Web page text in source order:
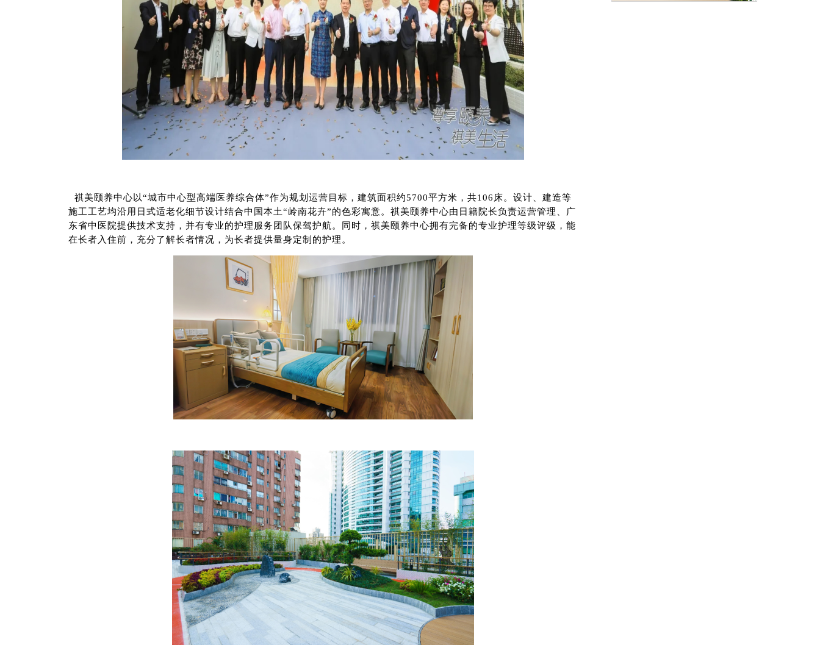
祺美颐养中心以“城市中心型高端医养综合体”作为规划运营目标，建筑面积约5700平方米 ，共106 床。设计、建造等
施工工艺均沿用日式适老化细节设计结合中国本土“岭南花卉”的色彩寓意。祺美颐养中心由日籍院长负责运营管理、广
东省中医院提供技术支持，并有专业的护理服务团队保驾护航。同时，祺美颐养中心拥有完备的专业护理等级评级，能
在长者入住前，充分了解长者情况，为长者提供量身定制的护理。